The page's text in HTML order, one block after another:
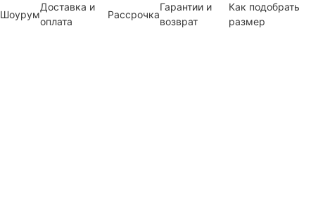
Шоурум
Доставка и
оплата
Рассрочка
Гарантии и
возврат
Как подобрать
размер